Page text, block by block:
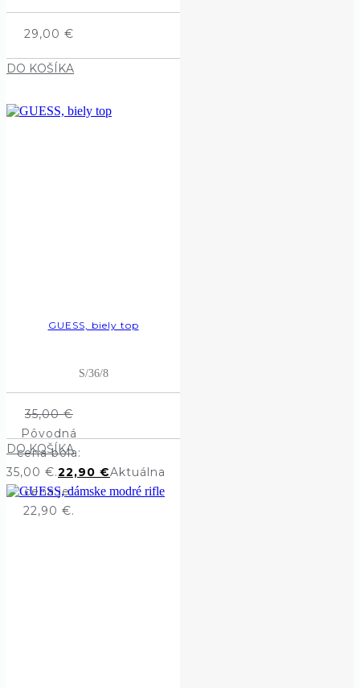
29,00 €
DO KOŠÍKA
GUESS, biely top
S/36/8
35,00€
Pôvodná
cena bola:
35,00 €.22,90 €Aktuálna
cena je:
22,90 €.
DO KOŠÍKA